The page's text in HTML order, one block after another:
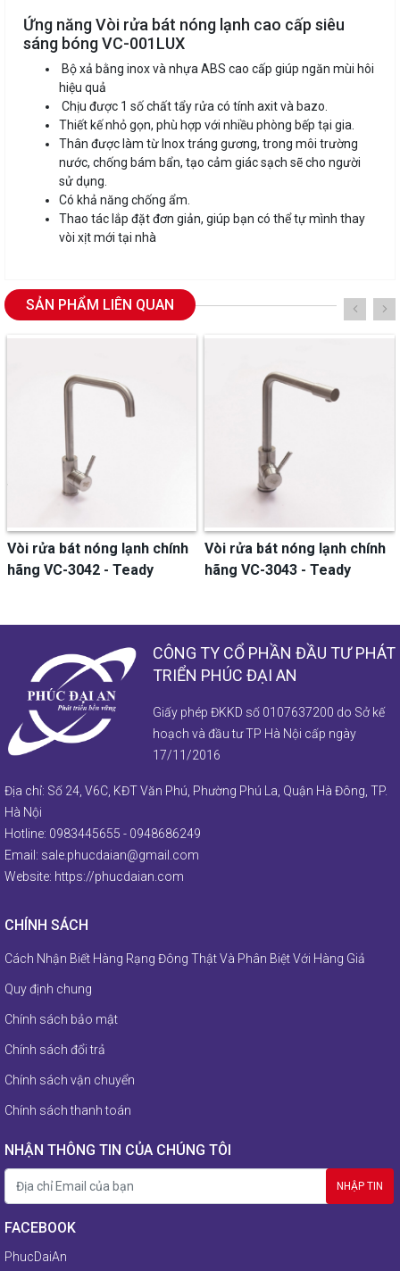
Ứng năng Vòi rửa bát nóng lạnh cao cấp siêu
sáng bóng VC-001LUX
Bộ xả bằng inox và nhựa ABS cao cấp giúp ngăn mùi hôi
hiệu quả
Chịu được 1 số chất tẩy rửa có tính axit và bazo.
Thiết kế nhỏ gọn, phù hợp với nhiều phòng bếp tại gia.
Thân được làm từ Inox tráng gương, trong môi trường
nước, chống bám bẩn, tạo cảm giác sạch sẽ cho người
sử dụng.
Có khả năng chống ẩm.
Thao tác lắp đặt đơn giản, giúp bạn có thể tự mình thay
vòi xịt mới tại nhà
SẢN PHẨM LIÊN QUAN
Vòi rửa bát nóng lạnh chính
hãng VC-3042 - Teady
Vòi rửa bát nóng lạnh chính
hãng VC-3043 - Teady
CÔNG TY CỔ PHẦN ĐẦU TƯ PHÁT
TRIỂN PHÚC ĐẠI AN
Giấy phép ĐKKD số 0107637200 do Sở kế
hoạch và đầu tư TP Hà Nội cấp ngày
17/11/2016
Địa chỉ: Số 24, V6C, KĐT Văn Phú, Phường Phú La, Quận Hà Đông, TP.
Hà Nội
Hotline: 0983445655 - 0948686249
Email: sale.phucdaian@gmail.com
Website: https://phucdaian.com
CHÍNH SÁCH
Cách Nhận Biết Hàng Rạng Đông Thật Và Phân Biệt Với Hàng Giả
Quy định chung
Chính sách bảo mật
Chính sách đổi trả
Chính sách vận chuyển
Chính sách thanh toán
NHẬN THÔNG TIN CỦA CHÚNG TÔI
FACEBOOK
PhucDaiAn